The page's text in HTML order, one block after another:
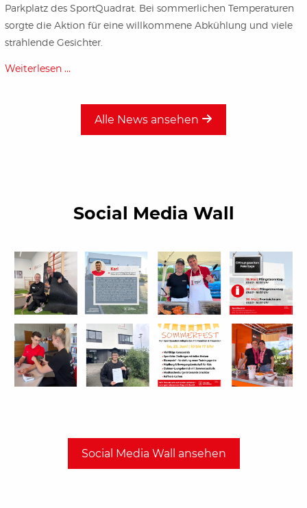
Parkplatz des SportQuadrat. Bei sommerlichen Temperaturen
sorgte die Aktion für eine willkommene Abkühlung und viele
strahlende Gesichter.
Weiterlesen …
Alle News ansehen
Social Media Wall
Social Media Wall ansehen